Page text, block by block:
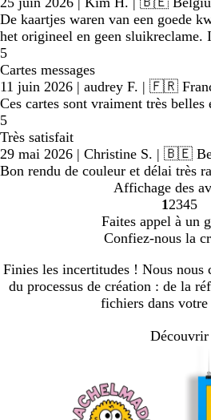
De kaartjes waren van een goede
het origineel en geen sluikreclame.
5
Cartes messages
11 juin 2026 | audrey F. | 🇫🇷
Ces cartes sont vraiment très belles
5
Très satisfait
29 mai 2026 | Christine S. | 🇧🇪
Bon rendu de couleur et délai très
Affichage des
Accéder
à
la
1Accéder
à
la
2
à
la
3
à
la
4
à
la
5
Faites appel à un
Confiez-nous la
Finies les incertitudes ! Nous nous
du processus de création : de la
fichiers dans votre
Découvrir